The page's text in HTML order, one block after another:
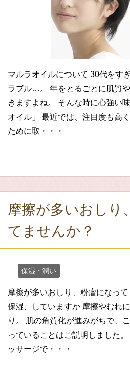
マルラオイルについて 30代をす
ラブル…。 年をとるごとに肌質
きますよね。 そんな時に心強い
オイル」 最近では、注目度も高
ために取・・・
摩擦が多いおしり
てませんか？
保湿・潤い
摩擦が多いおしり、粉瘤になっ
保湿、していますか 摩擦やむれ
り。 肌の角質化が進みがちで、
っていることはご説明しました
ッサージで・・・